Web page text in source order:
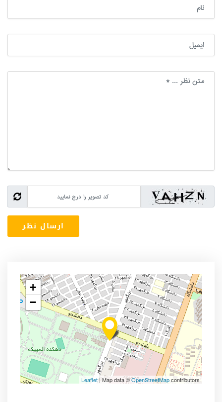
+
−
Leaflet| Map data ©OpenStreetMapcontributors